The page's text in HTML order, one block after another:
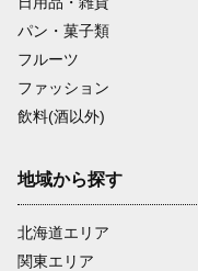
パン・菓子類
フルーツ
ファッション
飲料(酒以外)
地域から探す
北海道エリア
関東エリア